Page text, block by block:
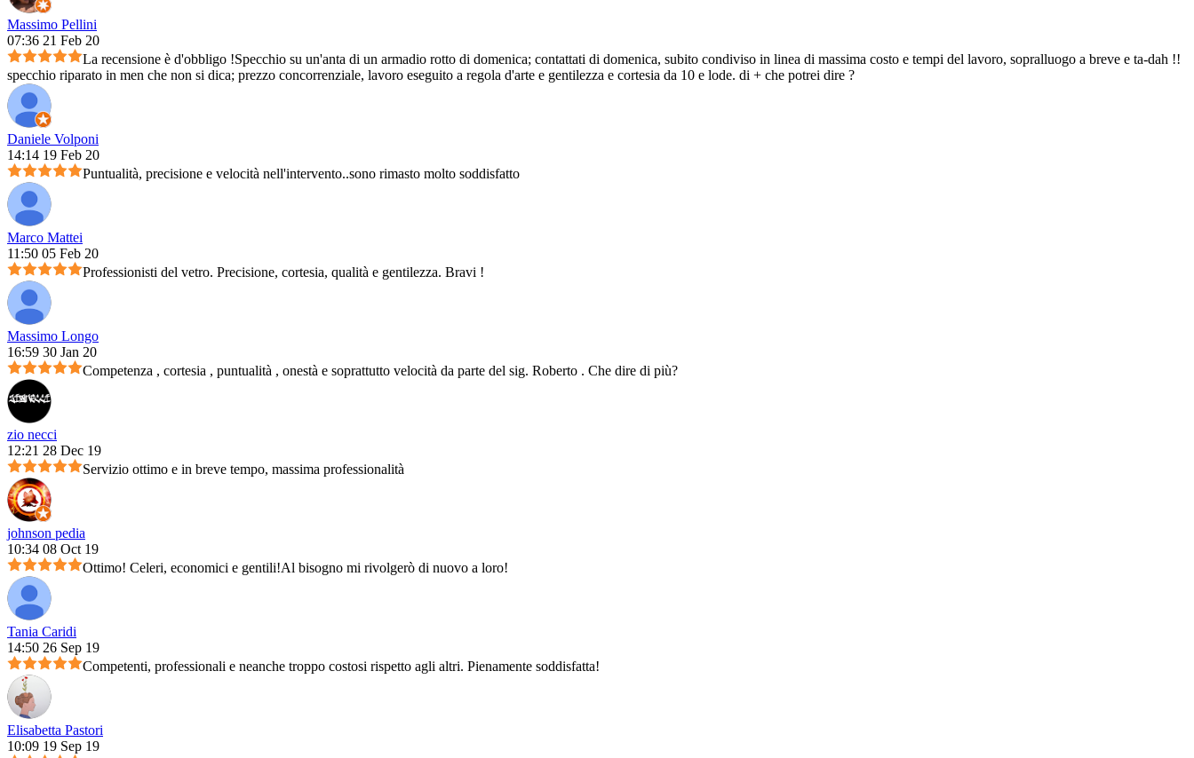
Massimo Pellini
07:36 21 Feb 20
La recensione è d'obbligo !Specchio su un'anta di un armadio rotto di domenica; contattati di domenica, subito condiviso in linea di massima costo e tempi del lavoro, sopralluogo a breve e ta-dah !!
specchio riparato in men che non si dica; prezzo concorrenziale, lavoro eseguito a regola d'arte e gentilezza e cortesia da 10 e lode. di + che potrei dire ?
Daniele Volponi
14:14 19 Feb 20
Puntualità, precisione e velocità nell'intervento..sono rimasto molto soddisfatto
Marco Mattei
11:50 05 Feb 20
Professionisti del vetro. Precisione, cortesia, qualità e gentilezza. Bravi !
Massimo Longo
16:59 30 Jan 20
Competenza , cortesia , puntualità , onestà e soprattutto velocità da parte del sig. Roberto . Che dire di più?
zio necci
12:21 28 Dec 19
Servizio ottimo e in breve tempo, massima professionalità
johnson pedia
10:34 08 Oct 19
Ottimo! Celeri, economici e gentili!Al bisogno mi rivolgerò di nuovo a loro!
Tania Caridi
14:50 26 Sep 19
Competenti, professionali e neanche troppo costosi rispetto agli altri. Pienamente soddisfatta!
Elisabetta Pastori
10:09 19 Sep 19